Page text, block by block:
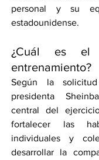
personal y su
estadounidense.
¿Cuál es el
entrenamiento?
Según la
presidenta
central del
fortalecer las
individuales y
desarrollar la